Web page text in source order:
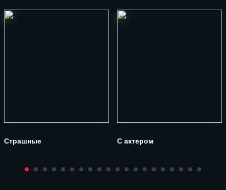
Страшные С актером